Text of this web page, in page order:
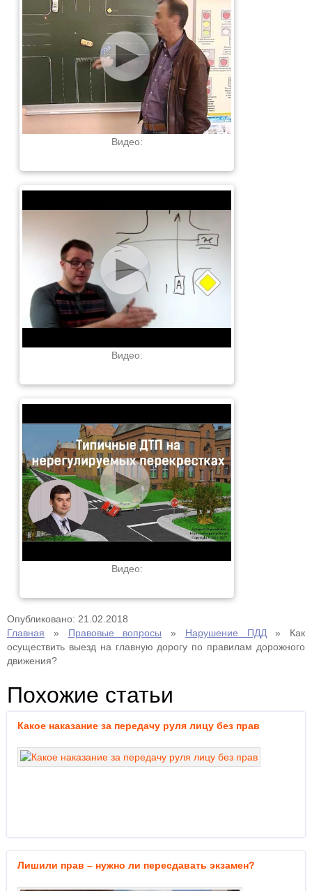
Видео:
Видео:
Видео:
Опубликовано: 21.02.2018
Главная » Правовые вопросы » Нарушение ПДД » Как
осуществить выезд на главную дорогу по правилам дорожного
движения?
Похожие статьи
Какое наказание за передачу руля лицу без прав
Лишили прав – нужно ли пересдавать экзамен?